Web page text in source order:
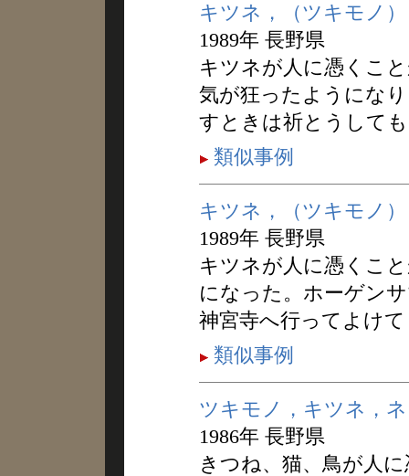
キツネ，（ツキモノ）
1989年 長野県
キツネが人に憑くこ
気が狂ったようにな
すときは祈とうして
類似事例
キツネ，（ツキモノ）
1989年 長野県
キツネが人に憑くこ
になった。ホーゲン
神宮寺へ行ってよけ
類似事例
ツキモノ，キツネ，
1986年 長野県
きつね、猫、鳥が人